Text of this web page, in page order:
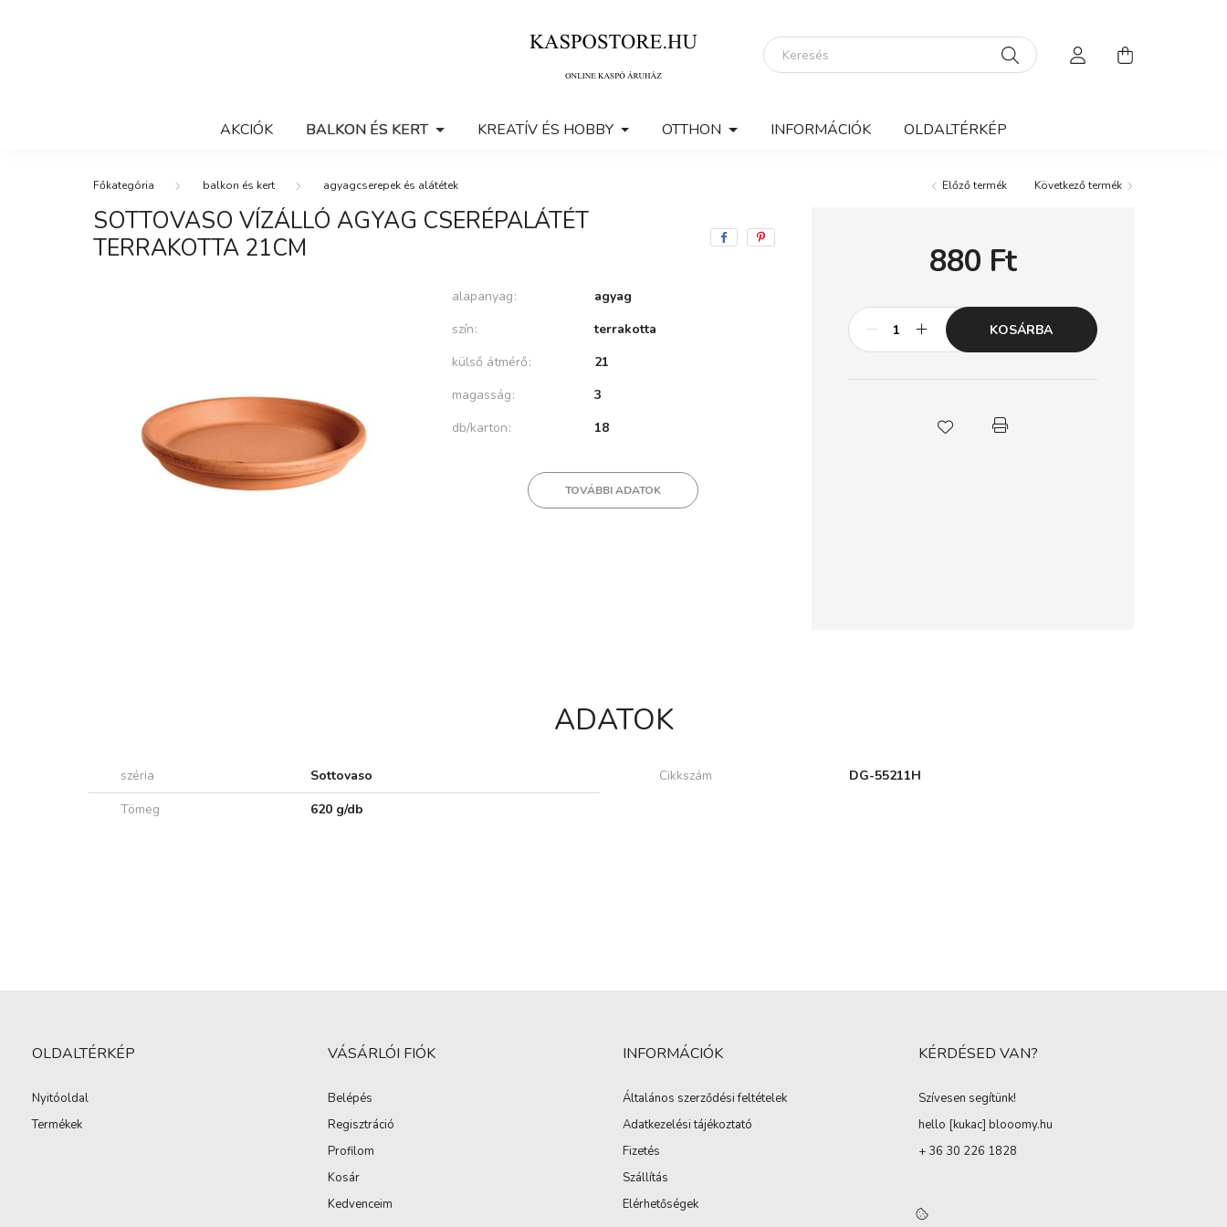
AKCIÓK BALKON ÉS KERT KREATÍV ÉS HOBBY OTTHON INFORMÁCIÓK OLDALTÉRKÉP
balkon és kert agyagcserepek és alátétek Előző termék Következő termék
SOTTOVASO VÍZÁLLÓ AGYAG CSERÉPALÁTÉT
TERRAKOTTA 21CM
alapanyag
agyag
szín
terrakotta
külső átmérő
21
magasság
3
db/karton
18
TOVÁBBI ADATOK
880 Ft
KOSÁRBA
ADATOK
széria Sottovaso Cikkszám
DG-55211H
Tömeg
620 g/db
OLDALTÉRKÉP
Nyitóoldal
Termékek
VÁSÁRLÓI FIÓK
Belépés
Regisztráció
Profilom
Kosár
Kedvenceim
INFORMÁCIÓK
Általános szerződési feltételek
Adatkezelési tájékoztató
Fizetés
Szállítás
Elérhetőségek
KÉRDÉSED VAN?
Szívesen segítünk!
hello [kukac] blooomy.hu
+ 36 30 226 1828